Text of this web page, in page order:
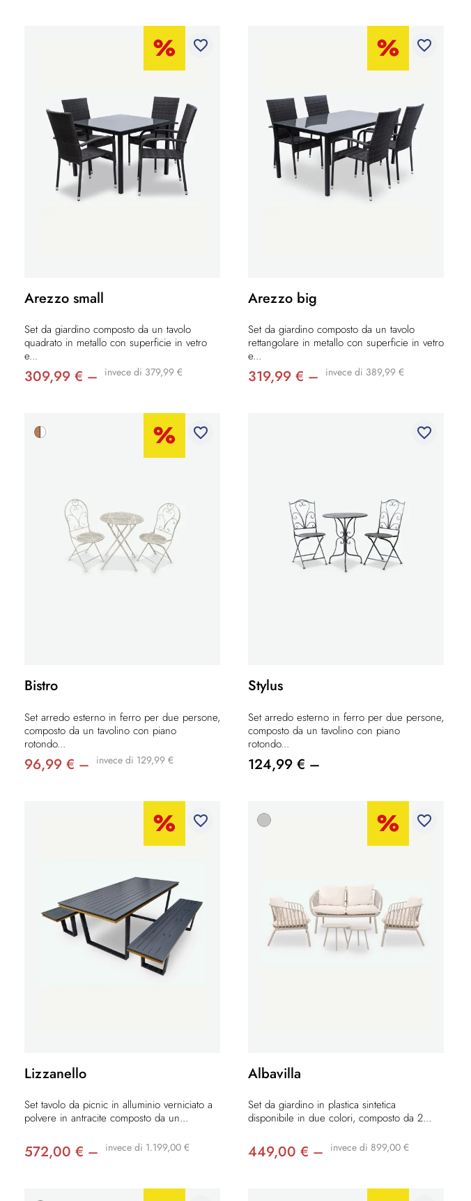
favorite_border
Arezzo small
Set da giardino composto da un tavolo
quadrato in metallo con superficie in vetro
e...
309,99 € – invece di 379,99 €
favorite_border
Arezzo big
Set da giardino composto da un tavolo
rettangolare in metallo con superficie in vetro
e...
319,99 € – invece di 389,99 €
favorite_border
Bistro
Set arredo esterno in ferro per due persone,
composto da un tavolino con piano
rotondo...
96,99 € – invece di 129,99 €
favorite_border
Stylus
Set arredo esterno in ferro per due persone,
composto da un tavolino con piano
rotondo...
124,99 € –
favorite_border
Lizzanello
Set tavolo da picnic in alluminio verniciato a
polvere in antracite composto da un...
572,00 € – invece di 1.199,00 €
favorite_border
Albavilla
Set da giardino in plastica sintetica
disponibile in due colori, composto da 2...
449,00 € – invece di 899,00 €